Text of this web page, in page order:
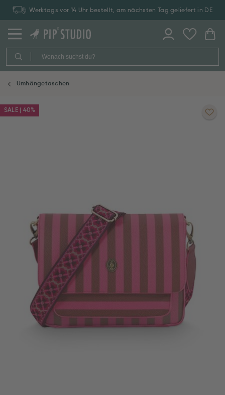
Werktags vor 14 Uhr bestellt, am nächsten Tag geliefert in DE
Umhängetaschen
SALE | 40%